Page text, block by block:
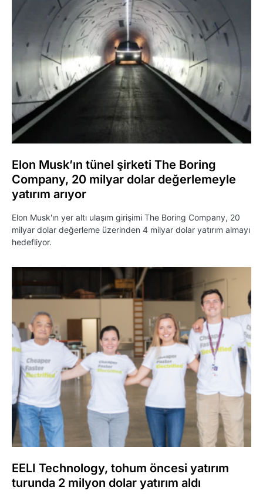
Elon Musk’ın tünel şirketi The Boring
Company, 20 milyar dolar değerlemeyle
yatırım arıyor
Elon Musk'ın yer altı ulaşım girişimi The Boring Company, 20
milyar dolar değerleme üzerinden 4 milyar dolar yatırım almayı
hedefliyor.
EELI Technology, tohum öncesi yatırım
turunda 2 milyon dolar yatırım aldı